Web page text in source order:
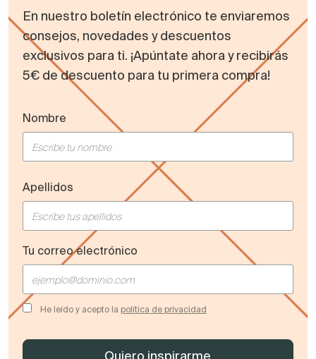
En nuestro boletín electrónico te enviaremos
consejos, novedades y descuentos
exclusivos para ti. ¡Apúntate ahora y recibirás
5€ de descuento para tu primera compra!
Nombre
Apellidos
Tu correo electrónico
He leído y acepto la política de privacidad